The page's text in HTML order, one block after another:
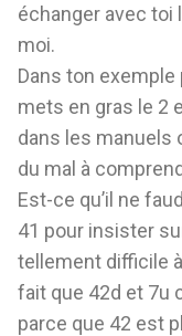
échanger avec
moi.
Dans ton
mets en gras le 2
dans les manuels
du mal à
Est-ce qu’il ne
41 pour insister
tellement difficile
fait que 42d et 7u
parce que 42 est